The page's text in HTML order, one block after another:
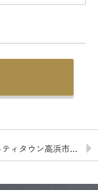
コミュニティタウン高浜市稗田町３ No.３